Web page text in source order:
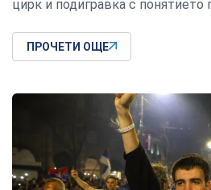
цирк и подигравка с понятието
ПРОЧЕТИ ОЩЕ